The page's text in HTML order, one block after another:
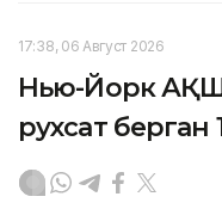
17:38, 06 Август 2026
Нью-Йорк
рухсат